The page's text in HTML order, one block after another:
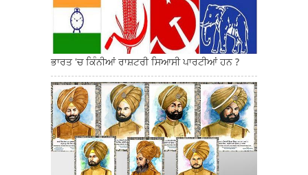
ਭਾਰਤ 'ਚ ਕਿੰਨੀਆਂ ਰਾਸ਼ਟਰੀ ਸਿਆਸੀ ਪਾਰਟੀਆਂ ਹਨ ?